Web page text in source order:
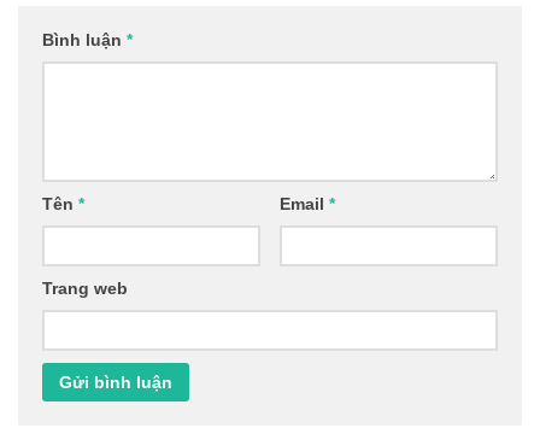
Bình luận *
Tên * Email *
Trang web